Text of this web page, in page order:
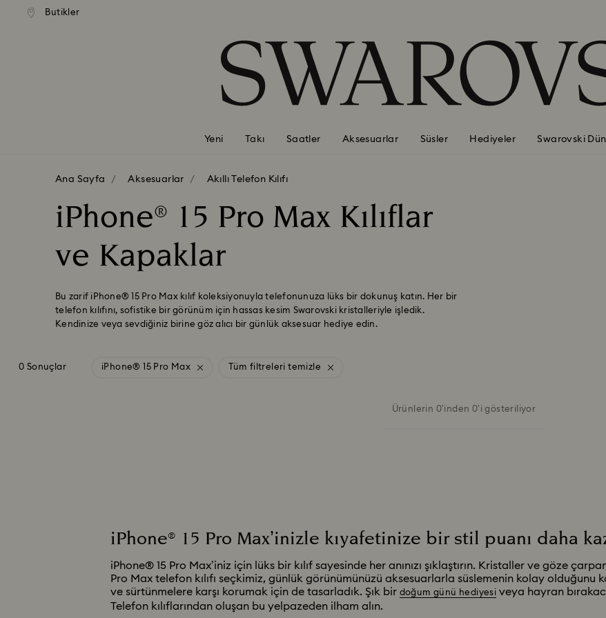
Accesskeys list
Butikler
Yeni Takı Saatler Aksesuarlar Süsler Hediyeler Swarovski
Ana Sayfa Aksesuarlar Akıllı Telefon Kılıfı
iPhone® 15 Pro Max Kılıflar
ve Kapaklar
Bu zarif iPhone® 15 Pro Max kılıf koleksiyonuyla telefonunuza lüks bir dokunuş katın. Her bir
telefon kılıfını, sofistike bir görünüm için hassas kesim Swarovski kristalleriyle işledik.
Kendinize veya sevdiğiniz birine göz alıcı bir günlük aksesuar hediye edin.
0 Sonuçlar iPhone® 15 Pro Max Tüm filtreleri temizle
Ürünlerin 0'inden 0'i gösteriliyor
iPhone® 15 Pro Max’inizle kıyafetinize bir stil puanı daha
iPhone® 15 Pro Max’iniz için lüks bir kılıf sayesinde her anınızı şıklaştırın. Kristaller ve göze
Pro Max telefon kılıfı seçkimiz, günlük görünümünüzü aksesuarlarla süslemenin kolay olduğunu
ve sürtünmelere karşı korumak için de tasarladık. Şık bir doğum günü hediyesi veya hayran
Telefon kılıflarından oluşan bu yelpazeden ilham alın.